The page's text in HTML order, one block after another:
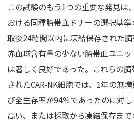
この試験のもう1つの重要な発見は
おける同種臍帯血ドナーの選択基
取後24時間以内に凍結保存された
赤血球含有量の少ない臍帯血ユニ
は著しく良好であった。これらの
されたCAR-NK細胞では、1年の無
び全生存率が94％であったのに対
高い、または採取から凍結保存ま